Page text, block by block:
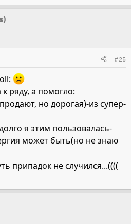
#25
ряду, а помогло:
но дорогая)-из супер-
я этим пользовалась-
может быть(но не знаю
припадок не случился...((((